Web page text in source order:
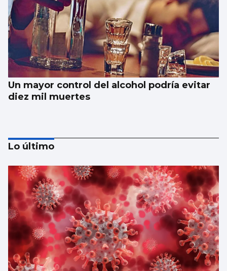
Un mayor control del alcohol podría evitar
diez mil muertes
El Vaticano cerró el año 2025 con un
patrimonio neto de 2.686 millones
Lo último